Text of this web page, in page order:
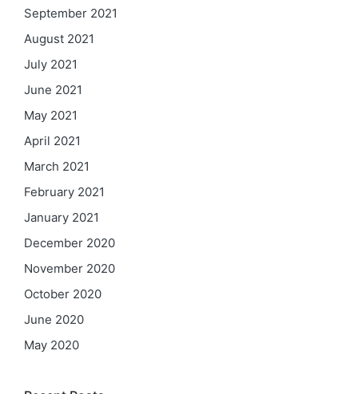
September 2021
August 2021
July 2021
June 2021
May 2021
April 2021
March 2021
February 2021
January 2021
December 2020
November 2020
October 2020
June 2020
May 2020